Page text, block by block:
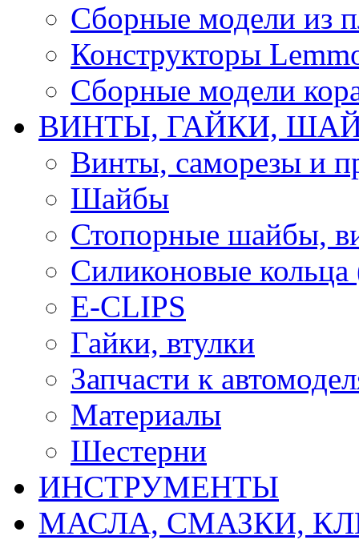
Сборные модели из
Конструкторы
Сборные модели
ВИНТЫ, ГАЙКИ,
Винты, саморезы и
Шайбы
Стопорные шайбы,
Силиконовые
E-CLIPS
Гайки, втулки
Запчасти к
Материалы
Шестерни
ИНСТРУМЕНТЫ
МАСЛА, СМАЗКИ,